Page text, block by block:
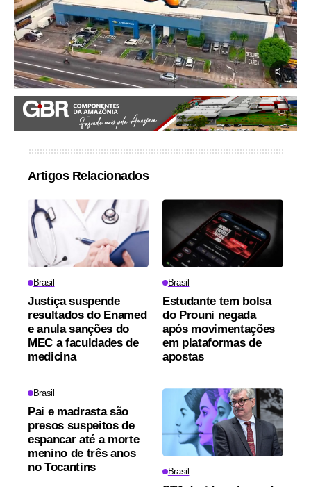
Artigos Relacionados
Brasil
Justiça suspende
resultados do Enamed
e anula sanções do
MEC a faculdades de
medicina
Brasil
Estudante tem bolsa
do Prouni negada
após movimentações
em plataformas de
apostas
Brasil
Pai e madrasta são
presos suspeitos de
espancar até a morte
menino de três anos
no Tocantins
Brasil